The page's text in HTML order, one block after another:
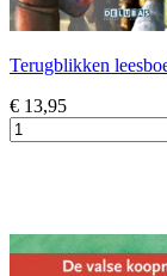
Terugblikken
€ 13,95